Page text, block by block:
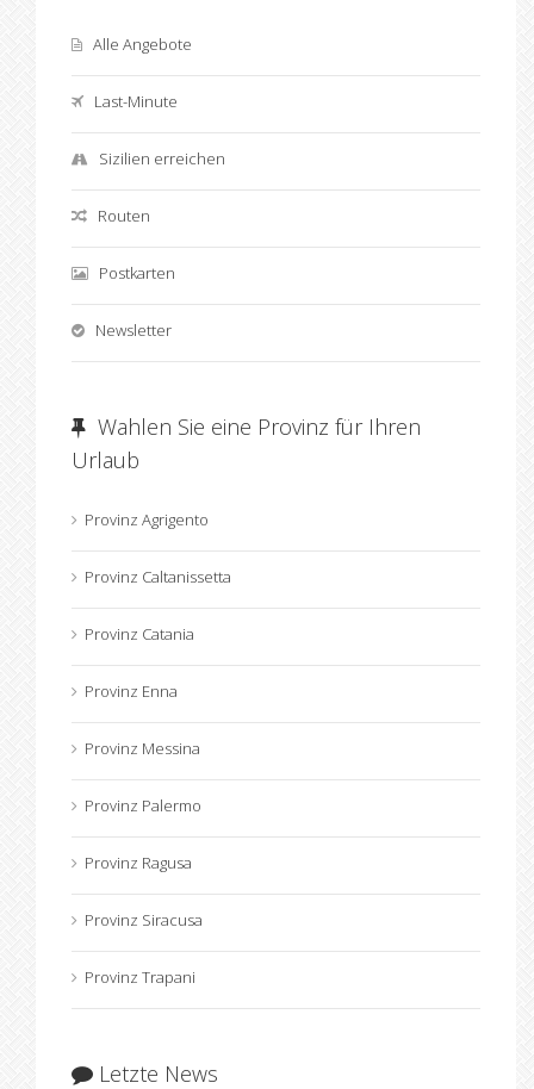
Alle Angebote
Last-Minute
Sizilien erreichen
Routen
Postkarten
Newsletter
Wahlen Sie eine Provinz für Ihren
Urlaub
Provinz Agrigento
Provinz Caltanissetta
Provinz Catania
Provinz Enna
Provinz Messina
Provinz Palermo
Provinz Ragusa
Provinz Siracusa
Provinz Trapani
Letzte News